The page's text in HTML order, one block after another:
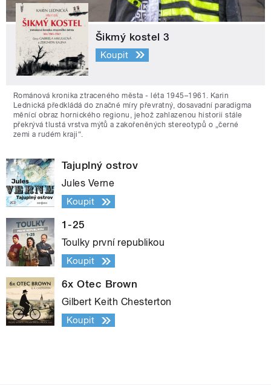
Šikmý kostel 3
Koupit
Románová kronika ztraceného města - léta 1945–1961. Karin
Lednická předkládá do značné míry převratný, dosavadní paradigma
měnící obraz hornického regionu, jehož zahlazenou historii stále
překrývá tlustá vrstva mýtů a zakořeněných stereotypů o „černé
zemi a rudém kraji“.
Tajuplný ostrov
Jules Verne
Koupit
1-25
Toulky první republikou
Koupit
6x Otec Brown
Gilbert Keith Chesterton
Koupit